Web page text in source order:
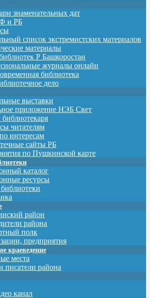
знаменательных дат
и РБ
список экстремистских материалов
материалы
Р Башкоростан
журналы онлайн
библиотека
дело
выставки
приложение НЭБ Свет
читателям
интересам
сайты РБ
по Пушкинской карте
каталог
ресурсы
район
района
полк
предприятия
краеведение
места
писатели района
канал